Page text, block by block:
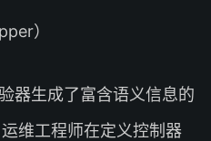
）
器生成了富含语义信息的
维工程师在定义控制器